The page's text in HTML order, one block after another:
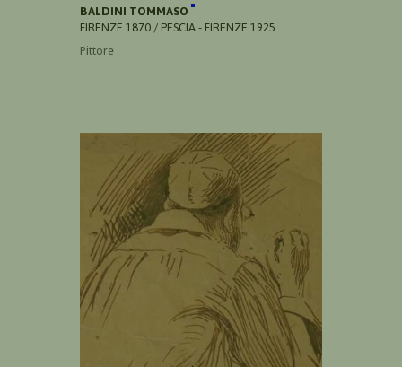
BALDINI TOMMASO
FIRENZE 1870 / PESCIA - FIRENZE 1925
Pittore